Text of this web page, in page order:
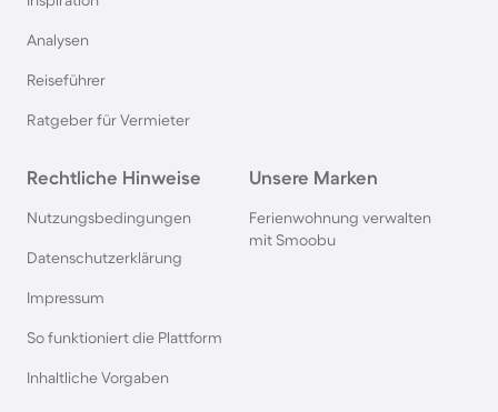
Ferienhäuser & Ferienwohnung mit Hund an der
Nordsee
Ferienhäuser & Ferienwohnung mit Hund im
Allgäu
Fehmarn
Analysen
Reiseführer
Ratgeber für Vermieter
Rechtliche Hinweise
Nutzungsbedingungen
Datenschutzerklärung
Impressum
So funktioniert die Plattform
Inhaltliche Vorgaben
Unsere Marken
Ferienwohnung verwalten
mit Smoobu